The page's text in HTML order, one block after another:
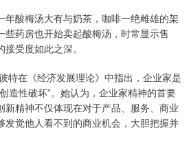
年酸梅汤大有与奶茶，咖啡一绝雌雄的架
些药房也开始卖起酸梅汤，时常显示售
受度如此之深。
在《经济发展理论》中指出，企业家是
造性破坏”。她认为，企业家精神的首要
新精神不仅体现在对于产品、服务、商业
发觉他人看不到的商业机会，大胆把握并